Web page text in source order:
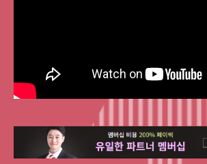
으로 만들었습니다.
주식은 타이밍 싸움.
누가 먼저 기회를
포착 하는 투자자가
승무패를 가릅니다.